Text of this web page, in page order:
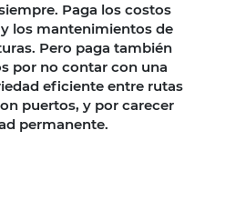
Paga los costos
los mantenimientos de
Pero paga también
por no contar con una
eficiente entre rutas
puertos, y por carecer
permanente.